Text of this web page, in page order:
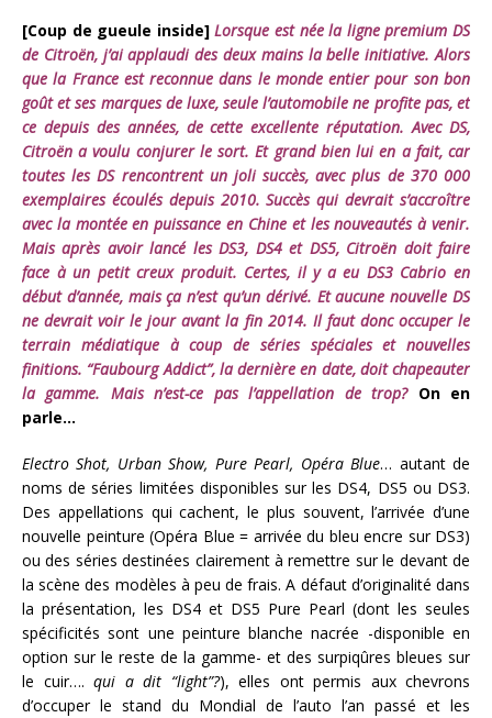
[Coup de gueule inside]Lorsque est née la ligne premium DS
de Citroën, j’ai applaudi des deux mains la belle initiative. Alors
que la France est reconnue dans le monde entier pour son bon
goût et ses marques de luxe, seule l’automobile ne profite pas, et
ce depuis des années, de cette excellente réputation. Avec DS,
Citroën a voulu conjurer le sort. Et grand bien lui en a fait, car
toutes les DS rencontrent un joli succès, avec plus de 370 000
exemplaires écoulés depuis 2010. Succès qui devrait s’accroître
avec la montée en puissance en Chine et les nouveautés à venir.
Mais après avoir lancé les DS3, DS4 et DS5, Citroën doit faire
face à un petit creux produit. Certes, il y a eu DS3 Cabrio en
début d’année, mais ça n’est qu’un dérivé. Et aucune nouvelle DS
ne devrait voir le jour avant la fin 2014. Il faut donc occuper le
terrain médiatique à coup de séries spéciales et nouvelles
finitions. “Faubourg Addict”, la dernière en date, doit chapeauter
la gamme. Mais n’est-ce pas l’appellation de trop? On en
parle…
Electro Shot, Urban Show, Pure Pearl, Opéra Blue… autant de
noms de séries limitées disponibles sur les DS4, DS5 ou DS3.
Des appellations qui cachent, le plus souvent, l’arrivée d’une
nouvelle peinture (Opéra Blue = arrivée du bleu encre sur DS3)
ou des séries destinées clairement à remettre sur le devant de
la scène des modèles à peu de frais. A défaut d’originalité dans
la présentation, les DS4 et DS5 Pure Pearl (dont les seules
spécificités sont une peinture blanche nacrée -disponible en
option sur le reste de la gamme- et des surpiqûres bleues sur
le cuir…. qui a dit “light”?), elles ont permis aux chevrons
d’occuper le stand du Mondial de l’auto l’an passé et les